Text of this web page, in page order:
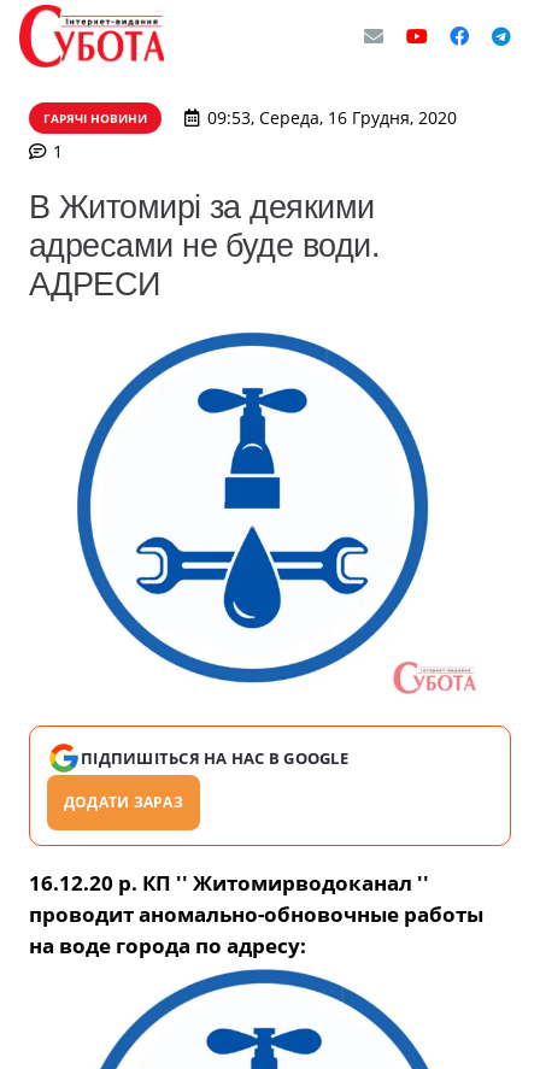
ГАРЯЧІ НОВИНИ
09:53, Середа, 16 Грудня, 2020
1
В Житомирі за деякими
адресами не буде води.
АДРЕСИ
ПІДПИШІТЬСЯ НА НАС В GOOGLE
ДОДАТИ ЗАРАЗ
16.12.20 р. КП ′′ Житомирводоканал ′′
проводит аномально-обновочные работы
на воде города по адресу: